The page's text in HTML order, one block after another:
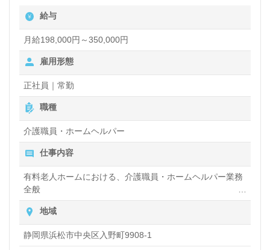
利用者様のお役に立ちたい、資格/経験を活かした
い』『資格取得を目指している、介護知識や技術力を
高めたい』『働きがいを感じながら仕事をしたい』
『転職で施設形態や環境を変えて働きたい』等の方も
大歓迎です。募集詳細等、担当コンサルタントよりご
案内します。お問い合い合わせも遠慮なくお願いしま
す。
全国の求人ご紹介！医療/福祉業界の正社員/パート求
人探しは【ウィルオブ介護】＊求人情報収集、将来的
に検討の方も遠慮なく＊
LINE、メール、お電話などご希望に応じてお問い合
給与
月給198,000円～350,000円
雇用形態
正社員｜常勤
職種
介護職員・ホームヘルパー
仕事内容
有料老人ホームにおける、介護職員・ホームヘルパー業務
全般
入浴や排せつ、食事などの身体的サポートや、買い物や掃
除、洗濯など日常生活のサポートなど
地域
静岡県浜松市中央区入野町9908-1